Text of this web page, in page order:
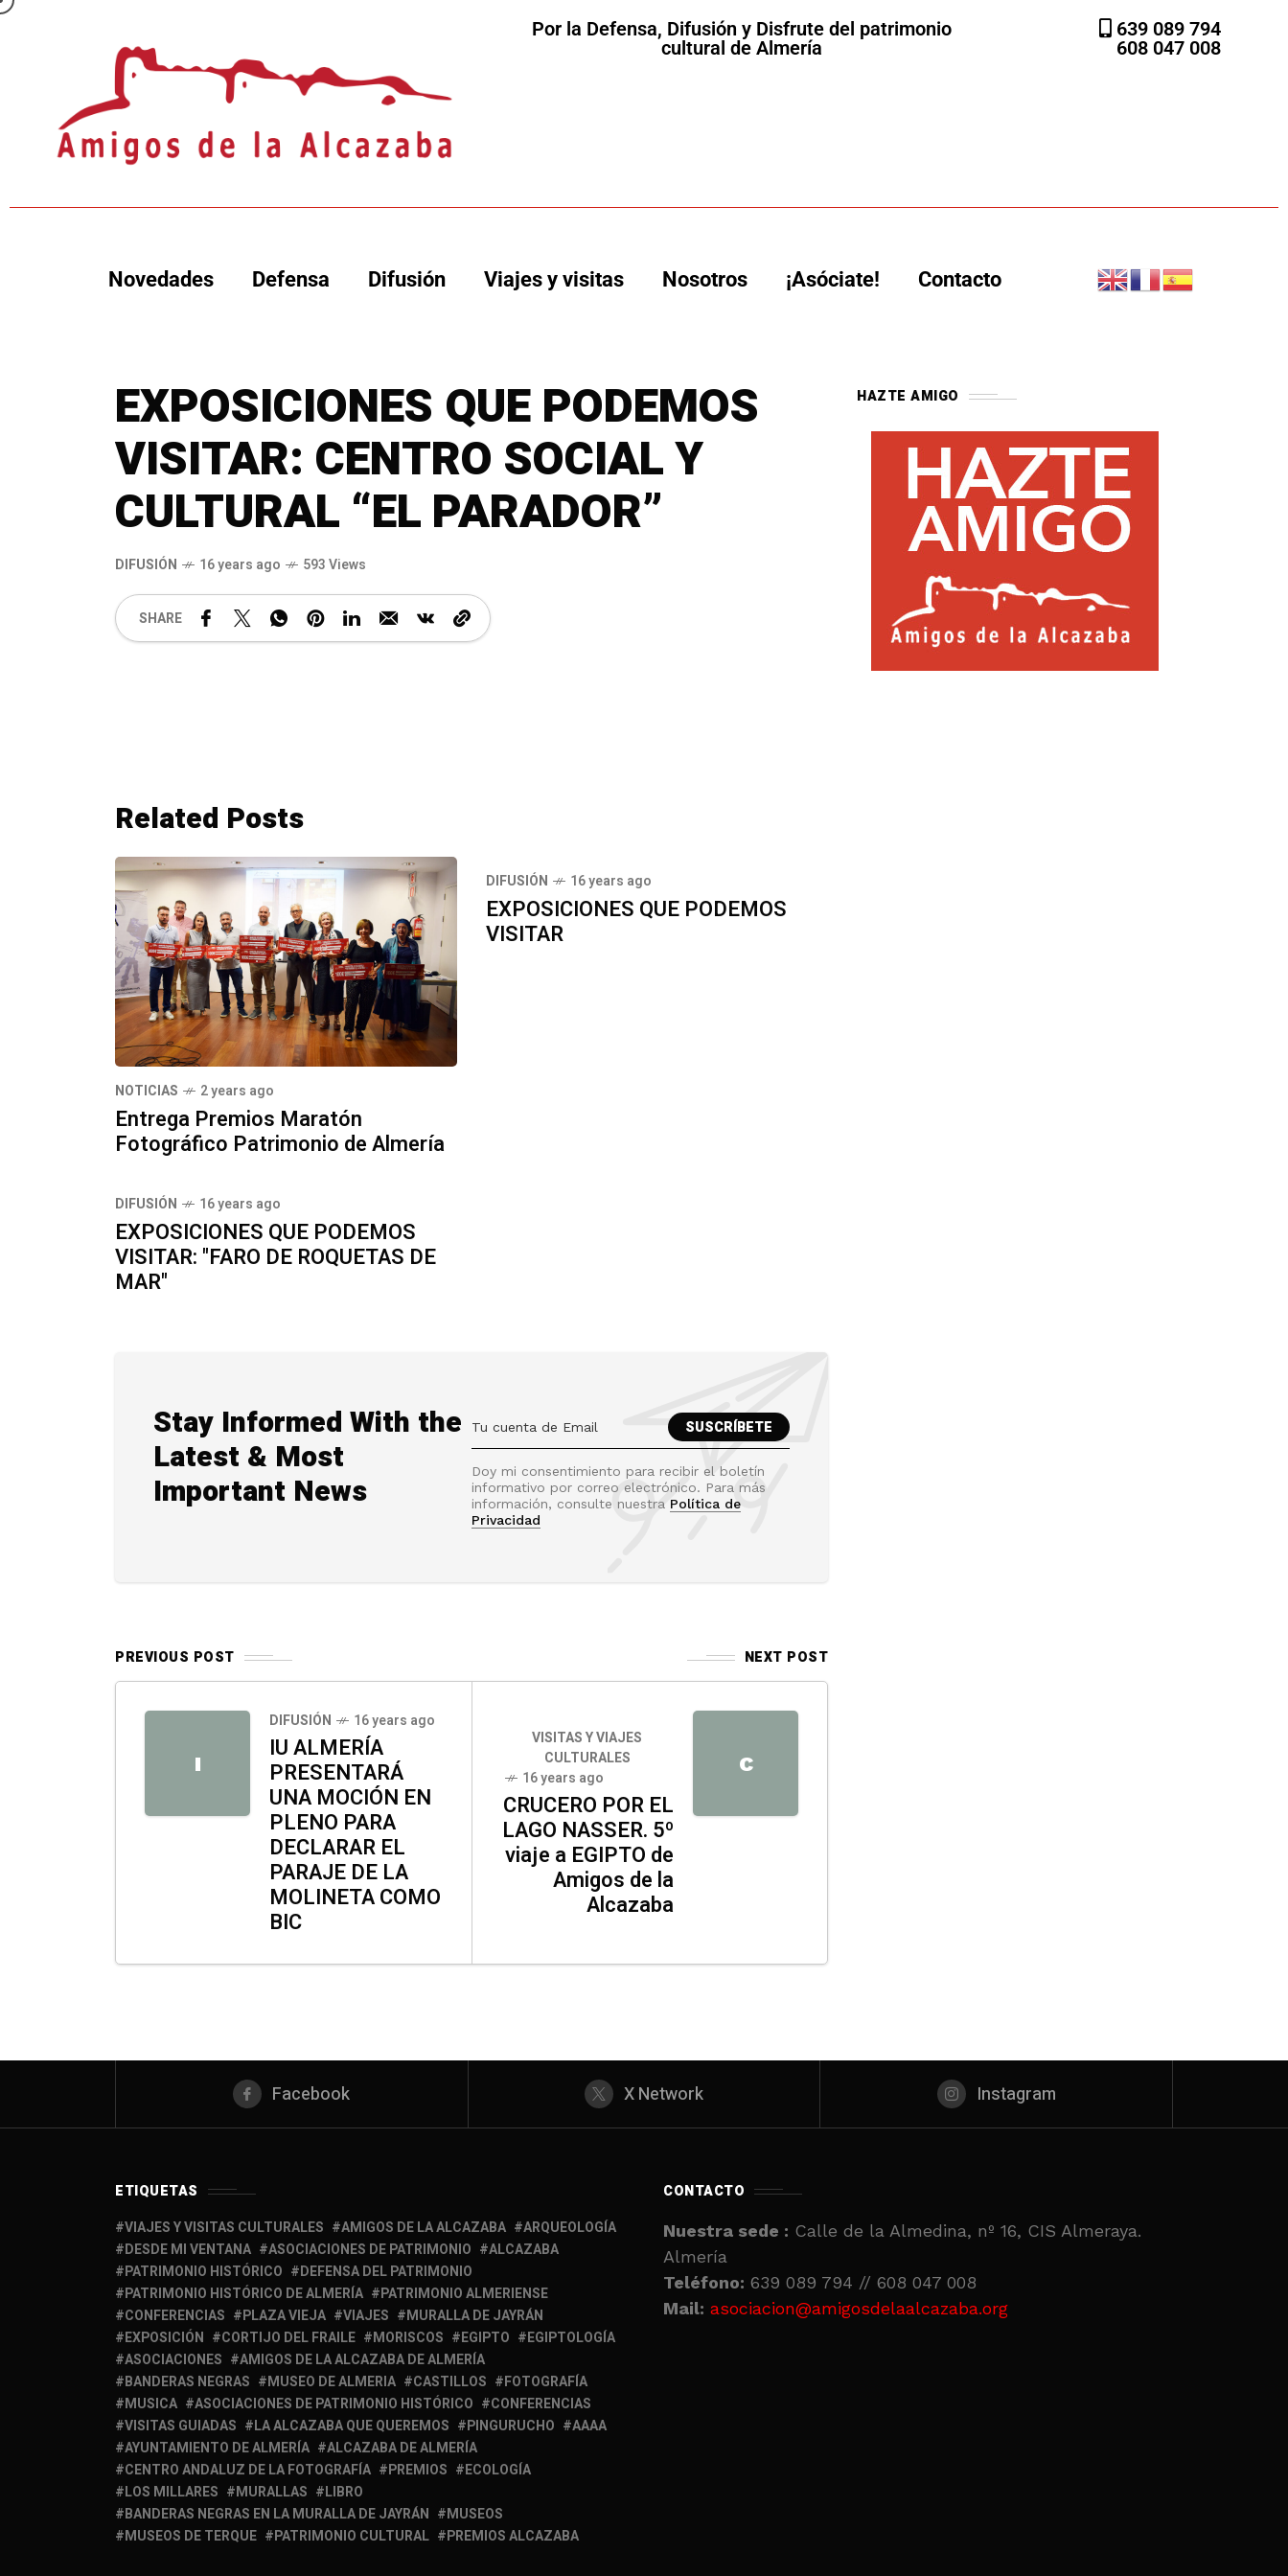
Por la Defensa, Difusión y Disfrute del patrimonio
cultural de Almería
639 089 794
608 047 008
Novedades Defensa Difusión Viajes y visitas Nosotros ¡Asóciate! Contacto
EXPOSICIONES QUE PODEMOS
VISITAR: CENTRO SOCIAL Y
CULTURAL “EL PARADOR”
DIFUSIÓN 16 years ago 593 Views
SHARE
Related Posts
NOTICIAS 2 years ago
Entrega Premios Maratón
Fotográfico Patrimonio de Almería
DIFUSIÓN 16 years ago
EXPOSICIONES QUE PODEMOS
VISITAR
DIFUSIÓN 16 years ago
EXPOSICIONES QUE PODEMOS
VISITAR: "FARO DE ROQUETAS DE
MAR"
Stay Informed With the
Latest & Most
Important News
Doy mi consentimiento para recibir el boletín
informativo por correo electrónico. Para más
información, consulte nuestra Política de
Privacidad
PREVIOUS POST NEXT POST
I
DIFUSIÓN 16 years ago
IU ALMERÍA
PRESENTARÁ
UNA MOCIÓN EN
PLENO PARA
DECLARAR EL
PARAJE DE LA
MOLINETA COMO
BIC
C
VISITAS Y VIAJES
CULTURALES
16 years ago
CRUCERO POR EL
LAGO NASSER. 5º
viaje a EGIPTO de
Amigos de la
Alcazaba
HAZTE AMIGO
Facebook X Network Instagram
ETIQUETAS
VIAJES Y VISITAS CULTURALES
AMIGOS DE LA ALCAZABA
ARQUEOLOGÍA
DESDE MI VENTANA
ASOCIACIONES DE PATRIMONIO
ALCAZABA
PATRIMONIO HISTÓRICO
DEFENSA DEL PATRIMONIO
PATRIMONIO HISTÓRICO DE ALMERÍA
PATRIMONIO ALMERIENSE
CONFERENCIAS
PLAZA VIEJA VIAJES
MURALLA DE JAYRÁN
EXPOSICIÓN
CORTIJO DEL FRAILE MORISCOS EGIPTO
EGIPTOLOGÍA
ASOCIACIONES
AMIGOS DE LA ALCAZABA DE ALMERÍA
BANDERAS NEGRAS
MUSEO DE ALMERIA CASTILLOS
FOTOGRAFÍA
MUSICA
ASOCIACIONES DE PATRIMONIO HISTÓRICO
CONFERENCIAS
VISITAS GUIADAS
LA ALCAZABA QUE QUEREMOS PINGURUCHO
AAAA
AYUNTAMIENTO DE ALMERÍA
ALCAZABA DE ALMERÍA
CENTRO ANDALUZ DE LA FOTOGRAFÍA
PREMIOS
ECOLOGÍA
LOS MILLARES
MURALLAS
LIBRO
BANDERAS NEGRAS EN LA MURALLA DE JAYRÁN
MUSEOS
MUSEOS DE TERQUE
PATRIMONIO CULTURAL PREMIOS ALCAZABA
CONTACTO
Nuestra sede : Calle de la Almedina, nº 16, CIS Almeraya.
Almería
Teléfono: 639 089 794 // 608 047 008
Mail: asociacion@amigosdelaalcazaba.org